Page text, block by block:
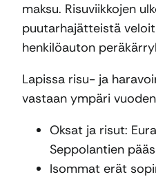
maksu. Risuviikkojen
puutarhajätteistä
henkilöauton
Lapissa risu- ja
vastaan ympäri
Oksat ja risut:
Seppolantien
Isommat erät